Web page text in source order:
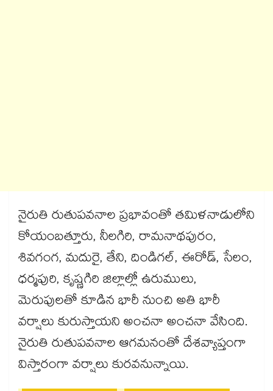
నైరుతి రుతుపవనాల ప్రభావంతో తమిళనాడులోని
కోయంబత్తూరు, నీలగిరి, రామనాథపురం,
శివగంగ, మదురై, తేని, దిండిగల్, ఈరోడ్, సేలం,
ధర్మపురి, కృష్ణగిరి జిల్లాల్లో ఉరుములు,
మెరుపులతో కూడిన భారీ నుంచి అతి భారీ
వర్షాలు కురుస్తాయని అంచనా అంచనా వేసింది.
నైరుతి రుతుపవనాల ఆగమనంతో దేశవ్యాప్తంగా
విస్తారంగా వర్షాలు కురవనున్నాయి.